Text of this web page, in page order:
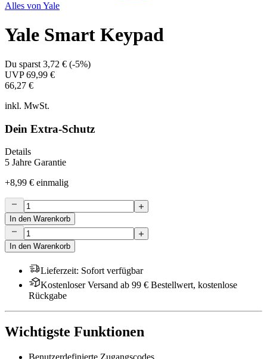
Alles von Yale
Yale Smart Keypad
Du sparst 3,72 € (-5%)
UVP69,99 €
66,27 €
inkl. MwSt.
Dein Extra-Schutz
Details
5 Jahre Garantie
+8,99 € einmalig
In den Warenkorb
In den Warenkorb
Lieferzeit: Sofort verfügbar
Kostenloser Versand ab 99 € Bestellwert, kostenlose
Rückgabe
Wichtigste Funktionen